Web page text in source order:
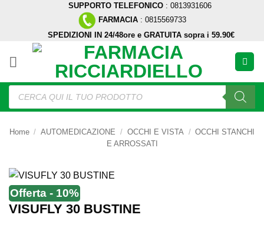
SUPPORTO TELEFONICO : 0813931606
FARMACIA : 0815569733
SPEDIZIONI IN 24/48ore e GRATUITA sopra i 59.90€
Ricerca
prodotti
Home / AUTOMEDICAZIONE / OCCHI E VISTA / OCCHI STANCHI
E ARROSSATI
Offerta - 10%
VISUFLY 30 BUSTINE